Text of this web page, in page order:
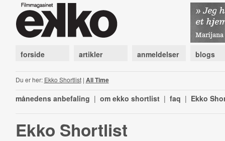
forside artikler anmeldelser blogs
Du er her: Ekko Shortlist| All Time
månedens anbefaling | om ekko shortlist | faq | Ekko
Ekko Shortlist